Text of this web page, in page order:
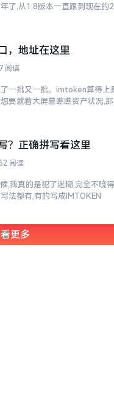
了,从1.8版本一直跟到现在的
，地址在这里
阅读
一批又一批。imtoken算得上
要就着大屏幕瞧瞧资产状况,
？正确拼写看这里
52 阅读
,我真的是犯了迷糊,完全不晓
法都有,有的写成IMTOKEN
更多